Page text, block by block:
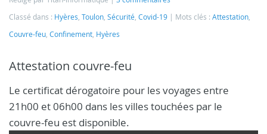
Classé dans : Hyères Toulon Sécurité Covid-19 Mots clés : Attestation
Couvre-feu Confinement Hyères
Attestation couvre-feu
Le certificat dérogatoire pour les voyages entre
21h00 et 06h00 dans les villes touchées par le
couvre-feu est disponible.